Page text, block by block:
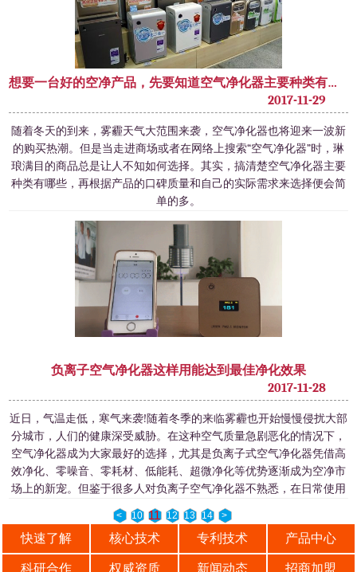
想要一台好的空净产品，先要知道空气净化器主要种类有哪些
2017-11-29
​随着冬天的到来，雾霾天气大范围来袭，空气净化器也将迎来一波新
的购买热潮。但是当走进商场或者在网络上搜索“空气净化器”时，琳
琅满目的商品总是让人不知如何选择。其实，搞清楚空气净化器主要
种类有哪些，再根据产品的口碑质量和自己的实际需求来选择便会简
单的多。
负离子空气净化器这样用能达到最佳净化效果
2017-11-28
近日，气温走低，寒气来袭!随着冬季的来临雾霾也开始慢慢侵扰大部
分城市，人们的健康深受威胁。在这种空气质量急剧恶化的情况下，
空气净化器成为大家最好的选择，尤其是负离子式空气净化器凭借高
效净化、零噪音、零耗材、低能耗、超微净化等优势逐渐成为空净市
场上的新宠。但鉴于很多人对负离子空气净化器不熟悉，在日常使用
中会陷入一些误区。
< 10 11 12 13 14 >
快速了解 核心技术 专利技术 产品中心
科研合作 权威资质 新闻动态 招商加盟